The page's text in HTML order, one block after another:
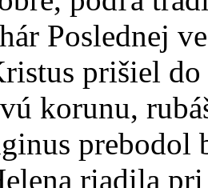
Poslednej
prišiel
korunu,
prebodol
riadila